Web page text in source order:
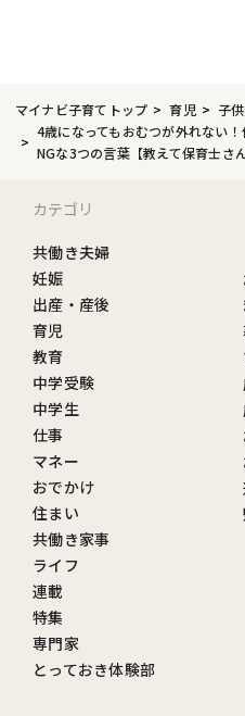
マイナビ子育てトップ 育児
子
4歳になってもおむつが外れない
NGな3つの言葉【教えて保育士さん
カテゴリ
共働き夫婦
妊娠
出産・産後
育児
教育
中学受験
中学生
仕事
マネー
おでかけ
住まい
共働き家事
ライフ
連載
特集
専門家
とっておき体験部